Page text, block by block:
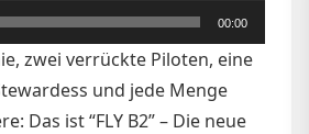
00:00
zwei verrückte Piloten, eine
und jede Menge
Das ist “FLY B2” – Die neue